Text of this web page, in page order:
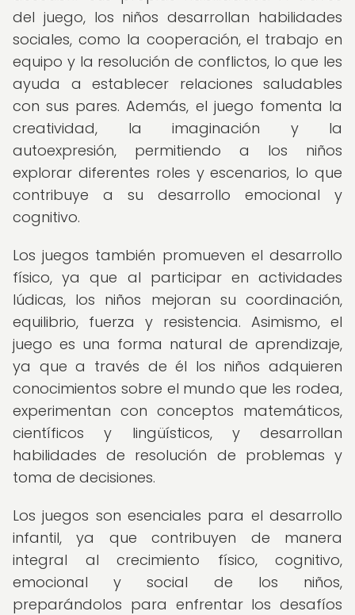
del juego, los niños desarrollan habilidades
sociales, como la cooperación, el trabajo en
equipo y la resolución de conflictos, lo que les
ayuda a establecer relaciones saludables
con sus pares. Además, el juego fomenta la
creatividad, la imaginación y la
autoexpresión, permitiendo a los niños
explorar diferentes roles y escenarios, lo que
contribuye a su desarrollo emocional y
cognitivo.
Los juegos también promueven el desarrollo
físico, ya que al participar en actividades
lúdicas, los niños mejoran su coordinación,
equilibrio, fuerza y resistencia. Asimismo, el
juego es una forma natural de aprendizaje,
ya que a través de él los niños adquieren
conocimientos sobre el mundo que les rodea,
experimentan con conceptos matemáticos,
científicos y lingüísticos, y desarrollan
habilidades de resolución de problemas y
toma de decisiones.
Los juegos son esenciales para el desarrollo
infantil, ya que contribuyen de manera
integral al crecimiento físico, cognitivo,
emocional y social de los niños,
preparándolos para enfrentar los desafíos